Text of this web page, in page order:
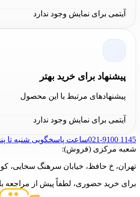
آیتمی برای نمایش وجود ندارد
پیشنهاد برای خرید بهتر
پیشنهادهای مرتبط با این محصول
آیتمی برای نمایش وجود ندارد
021-9100 1145ساعت پاسخگویی شنبه تا
شعبه مرکزی (فروش):
تهران، خ حافظ، خیابان سرهنگ سخایی،
برای خرید حضوری، لطفاً پیش از مراجعه